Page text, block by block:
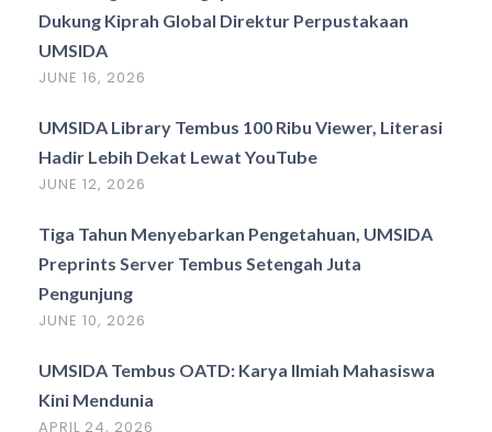
Dukung Kiprah Global Direktur Perpustakaan
UMSIDA
JUNE 16, 2026
UMSIDA Library Tembus 100 Ribu Viewer, Literasi
Hadir Lebih Dekat Lewat YouTube
JUNE 12, 2026
Tiga Tahun Menyebarkan Pengetahuan, UMSIDA
Preprints Server Tembus Setengah Juta
Pengunjung
JUNE 10, 2026
UMSIDA Tembus OATD: Karya Ilmiah Mahasiswa
Kini Mendunia
APRIL 24, 2026